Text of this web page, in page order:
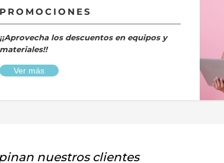
PROMOCIONES
¡¡Aprovecha los descuentos en equipos y
materiales!!
Ver más
nuestros clientes